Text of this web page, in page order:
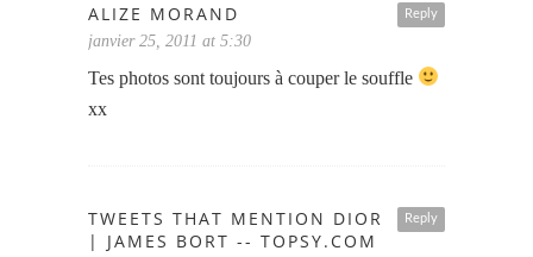
Reply
ALIZE MORAND
janvier 25, 2011 at 5:30
Tes photos sont toujours à couper le souffle
xx
Reply
TWEETS THAT MENTION DIOR
| JAMES BORT -- TOPSY.COM